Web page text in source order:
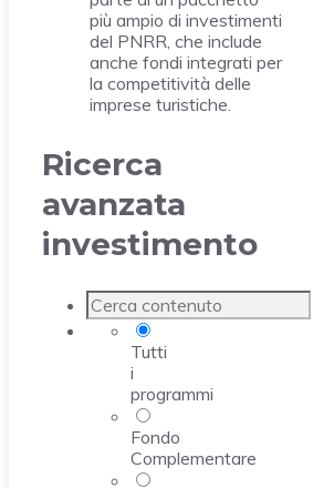
più ampio di investimenti
del PNRR, che include
anche fondi integrati per
la competitività delle
imprese turistiche.
Ricerca
avanzata
investimento
Tutti
i
programmi
Fondo
Complementare